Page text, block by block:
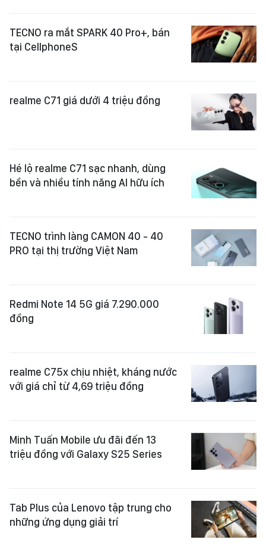
TECNO ra mắt SPARK 40 Pro+, bán
tại CellphoneS
realme C71 giá dưới 4 triệu đồng
Hé lộ realme C71 sạc nhanh, dùng
bền và nhiều tính năng AI hữu ích
TECNO trình làng CAMON 40 - 40
PRO tại thị trường Việt Nam
Redmi Note 14 5G giá 7.290.000
đồng
realme C75x chịu nhiệt, kháng nước
với giá chỉ từ 4,69 triệu đồng
Minh Tuấn Mobile ưu đãi đến 13
triệu đồng với Galaxy S25 Series
Tab Plus của Lenovo tập trung cho
những ứng dụng giải trí